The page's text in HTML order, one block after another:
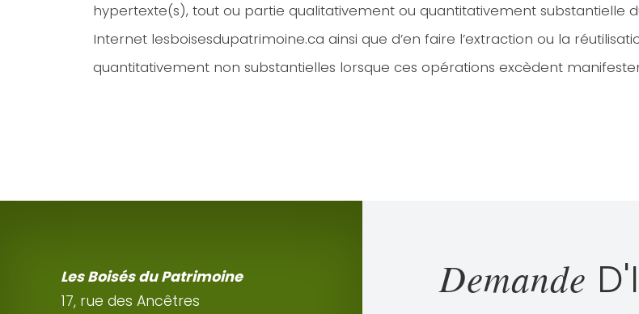
hypertexte(s), tout ou partie qualitativement ou quantitativement substantielle
Internet lesboisesdupatrimoine.ca ainsi que d’en faire l’extraction ou la
quantitativement non substantielles lorsque ces opérations excèdent
Les Boisés du Patrimoine
17, rue des Ancêtres
Demande